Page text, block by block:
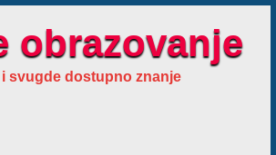
obrazovanje
i svugde dostupno znanje